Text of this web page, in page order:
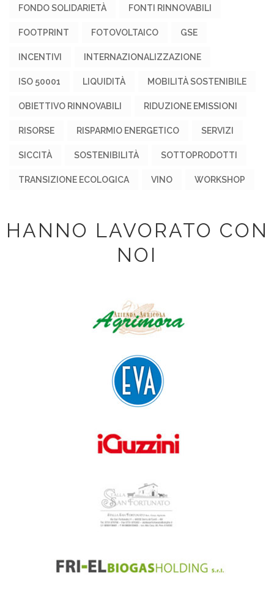
FONDO SOLIDARIETÀ FONTI RINNOVABILI
FOOTPRINT FOTOVOLTAICO GSE
INCENTIVI INTERNAZIONALIZZAZIONE
ISO 50001 LIQUIDITÀ MOBILITÀ SOSTENIBILE
OBIETTIVO RINNOVABILI RIDUZIONE EMISSIONI
RISORSE RISPARMIO ENERGETICO SERVIZI
SICCITÀ SOSTENIBILITÀ SOTTOPRODOTTI
TRANSIZIONE ECOLOGICA VINO WORKSHOP
HANNO LAVORATO CON
NOI